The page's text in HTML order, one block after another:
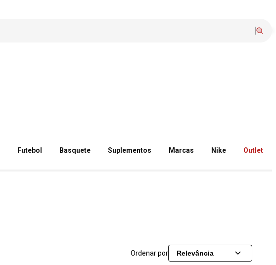
Futebol Basquete Suplementos Marcas Nike Outlet
Ordenar por Relevância